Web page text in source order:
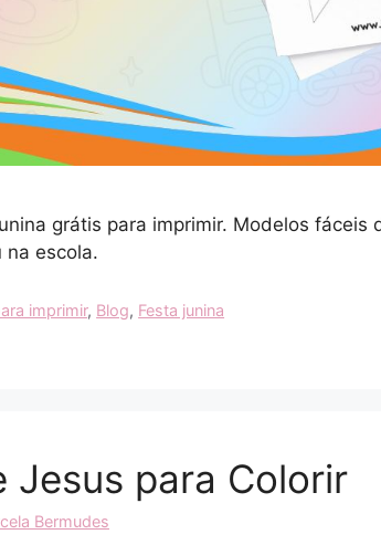
grátis para imprimir. Modelos fáceis
na escola.
imprimir, Blog, Festa junina
Jesus para Colorir
Bermudes